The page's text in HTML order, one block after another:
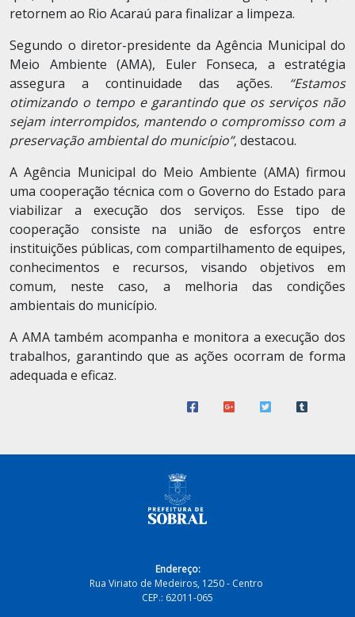
retornem ao Rio Acaraú para finalizar a limpeza.
Segundo o diretor-presidente da Agência Municipal do
Meio Ambiente (AMA), Euler Fonseca, a estratégia
assegura a continuidade das ações. “Estamos
otimizando o tempo e garantindo que os serviços não
sejam interrompidos, mantendo o compromisso com a
preservação ambiental do município”, destacou.
A Agência Municipal do Meio Ambiente (AMA) firmou
uma cooperação técnica com o Governo do Estado para
viabilizar a execução dos serviços. Esse tipo de
cooperação consiste na união de esforços entre
instituições públicas, com compartilhamento de equipes,
conhecimentos e recursos, visando objetivos em
comum, neste caso, a melhoria das condições
ambientais do município.
A AMA também acompanha e monitora a execução dos
trabalhos, garantindo que as ações ocorram de forma
adequada e eficaz.
Endereço:
Rua Viriato de Medeiros, 1250 - Centro
CEP.: 62011-065